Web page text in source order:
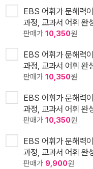
EBS 어휘가 문해력
과정, 교과서 어휘 완
판매가 10,350원
EBS 어휘가 문해력
과정, 교과서 어휘 완
판매가 10,350원
EBS 어휘가 문해력
과정, 교과서 어휘 완
판매가 10,350원
EBS 어휘가 문해력
과정, 교과서 어휘 완
판매가 9,900원